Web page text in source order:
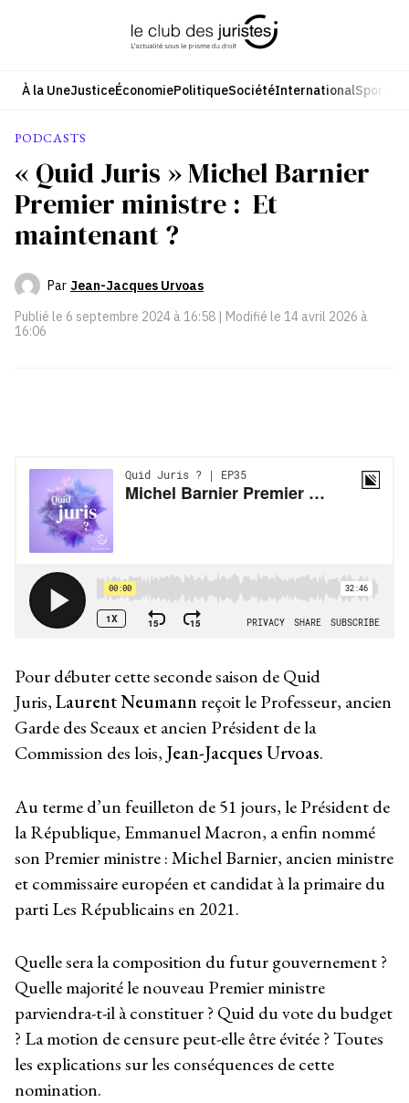
À la UneJusticeÉconomiePolitiqueSociétéInternationalSport
PODCASTS
« Quid Juris » Michel Barnier
Premier ministre : Et
maintenant ?
Par Jean-Jacques Urvoas
Publié le 6 septembre 2024 à 16:58 | Modifié le 14 avril 2026 à
16:06
Pour débuter cette seconde saison de Quid
Juris,Laurent Neumannreçoit le Professeur, ancien
Garde des Sceaux et ancien Président de la
Commission des lois, Jean-Jacques Urvoas.
Au terme d’un feuilleton de 51 jours, le Président de
la République, Emmanuel Macron, a enfin nommé
son Premier ministre : Michel Barnier, ancien ministre
et commissaire européen et candidat à la primaire du
parti Les Républicains en 2021.
Quelle sera la composition du futur gouvernement ?
Quelle majorité le nouveau Premier ministre
parviendra-t-il à constituer ? Quid du vote du budget
? La motion de censure peut-elle être évitée ? Toutes
les explications sur les conséquences de cette
nomination.